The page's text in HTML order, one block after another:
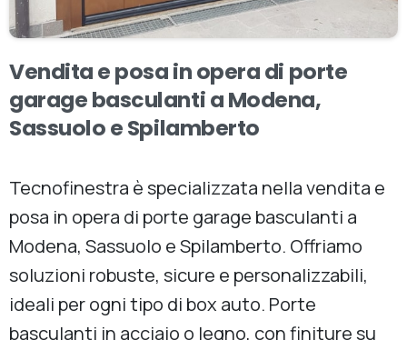
Venditaeposainoperadi porte
garagebasculantiaModena,
SassuoloeSpilamberto
Tecnofinestra è specializzata nella vendita e
posa in opera di porte garage basculanti a
Modena, Sassuolo e Spilamberto. Offriamo
soluzioni robuste, sicure e personalizzabili,
ideali per ogni tipo di box auto. Porte
basculanti in acciaio o legno, con finiture su